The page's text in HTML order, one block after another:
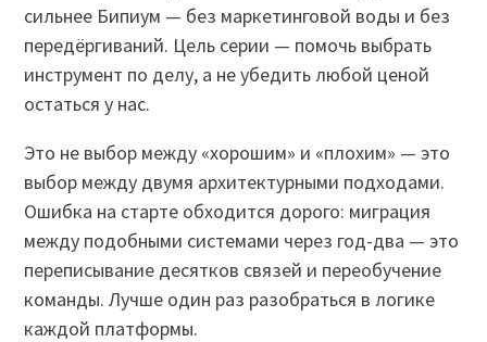
сильнее Бипиум — без маркетинговой воды и без
передёргиваний. Цель серии — помочь выбрать
инструмент по делу, а не убедить любой ценой
остаться у нас.
Это не выбор между «хорошим» и «плохим» — это
выбор между двумя архитектурными подходами.
Ошибка на старте обходится дорого: миграция
между подобными системами через год-два — это
переписывание десятков связей и переобучение
команды. Лучше один раз разобраться в логике
каждой платформы.